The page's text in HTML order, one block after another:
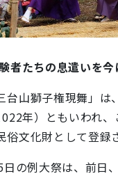
者たちの息遣いを今
台山獅子権現舞」は
年）ともいわれ
俗文化財として登録
の例大祭は、前日